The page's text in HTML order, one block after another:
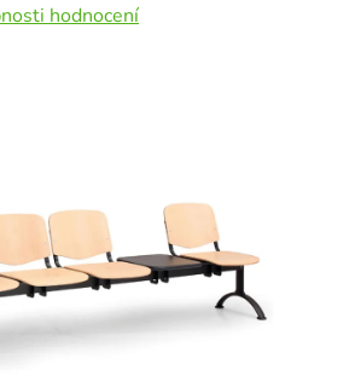
hodnocení